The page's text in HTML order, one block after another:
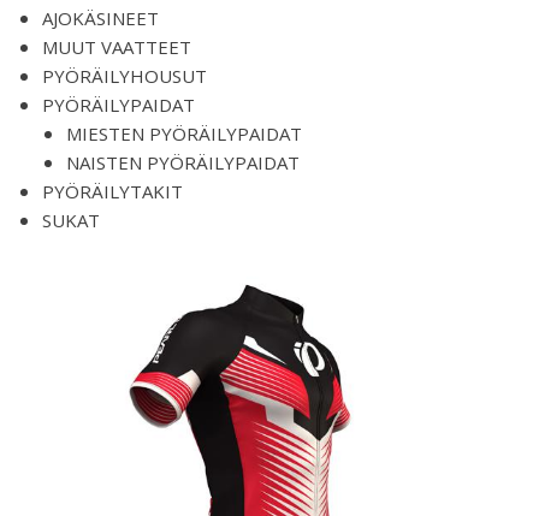
AJOKÄSINEET
MUUT VAATTEET
PYÖRÄILYHOUSUT
PYÖRÄILYPAIDAT
MIESTEN PYÖRÄILYPAIDAT
NAISTEN PYÖRÄILYPAIDAT
PYÖRÄILYTAKIT
SUKAT